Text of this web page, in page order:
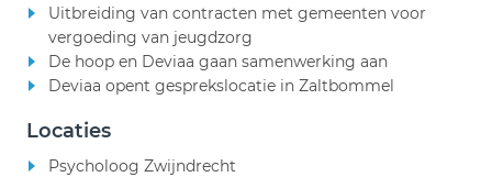
Uitbreiding van contracten met gemeenten voor
vergoeding van jeugdzorg
De hoop en Deviaa gaan samenwerking aan
Deviaa opent gesprekslocatie in Zaltbommel
Locaties
Psycholoog Zwijndrecht